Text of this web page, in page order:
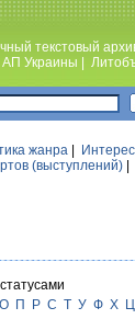
текстовый
АП Украины
жанра
(выступлений)
О П Р С Т У Ф Х Ц